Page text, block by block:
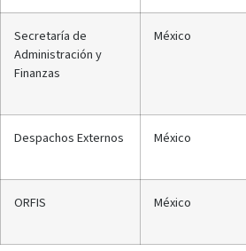
Secretaría de
Administración y
Finanzas
México
Despachos Externos México
ORFIS México